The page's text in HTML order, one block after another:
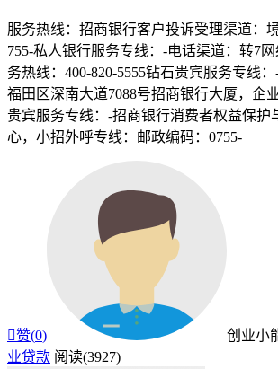
服务热线：招商银行客户投诉受理渠道：
755-私人银行服务专线：-电话渠道：转7
务热线：400-820-5555钻石贵宾服务专线
福田区深南大道7088号招商银行大厦，企
贵宾服务专线：-招商银行消费者权益保护
心，小招外呼专线：邮政编码：0755-
赞(0) 创业小
业贷款 阅读(3927)